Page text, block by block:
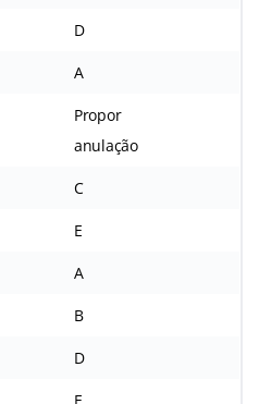
D
A
Propor
anulação
C
E
A
B
D
E